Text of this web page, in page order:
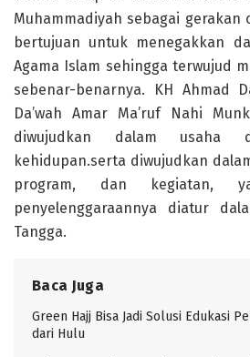
Muhammadiyah sebagai gerakan
bertujuan untuk menegakkan
Agama Islam sehingga terwujud
sebenar-benarnya. KH Ahmad
Da’wah Amar Ma’ruf Nahi
diwujudkan dalam usaha
kehidupan.serta diwujudkan
program, dan kegiatan,
penyelenggaraannya diatur
Tangga.
Baca Juga
Green Hajj Bisa Jadi Solusi Edukasi
dari Hulu